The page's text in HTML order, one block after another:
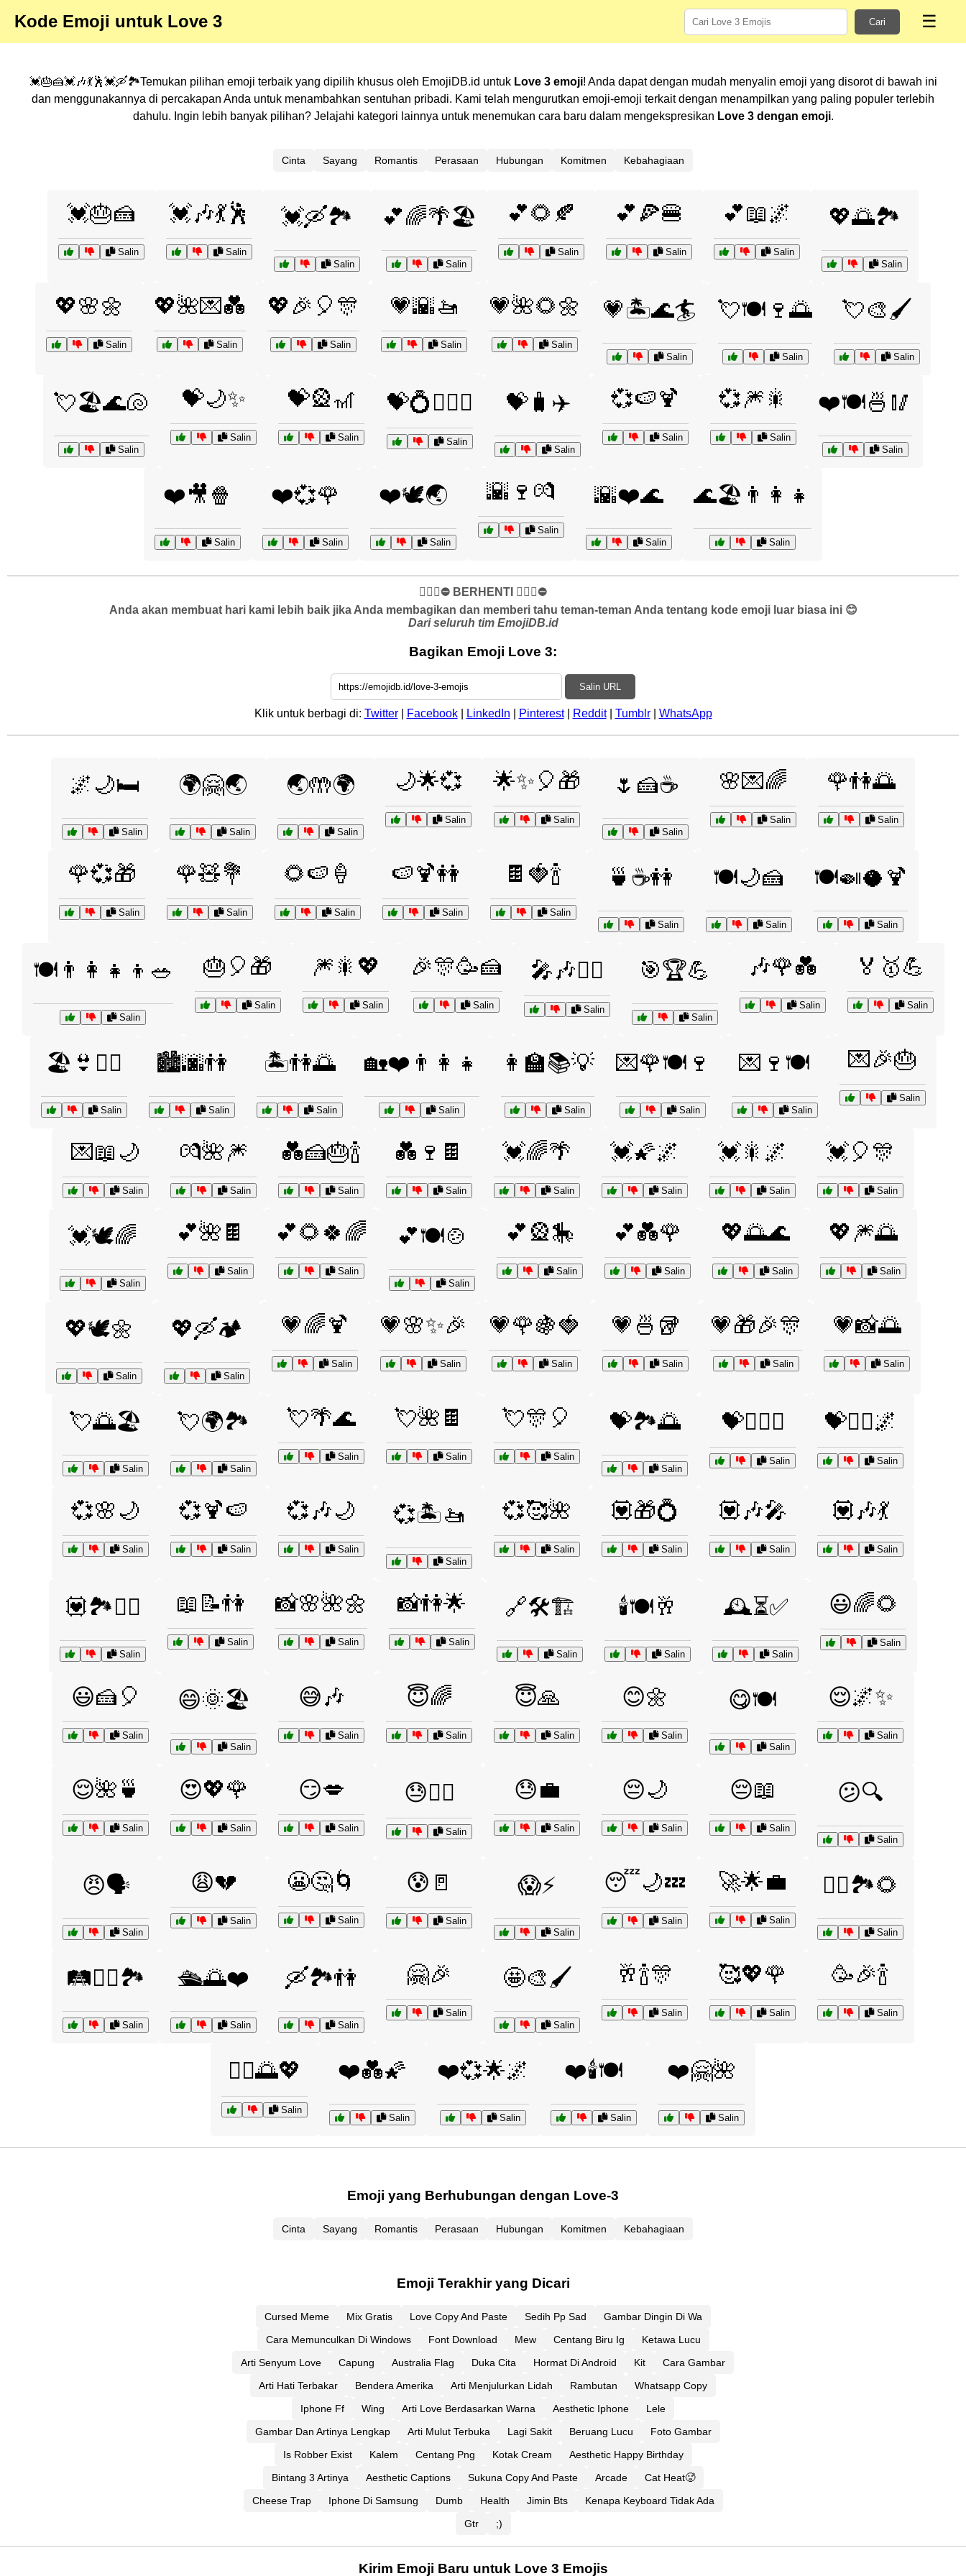
Kode Emoji untuk Love 3 Cari ☰
💓🎂🍰💓🎶💃🕺💓🛶🏞️Temukan pilihan emoji terbaik yang dipilih khusus oleh EmojiDB.id untuk Love 3 emoji! Anda dapat dengan mudah menyalin emoji yang disorot di bawah ini
dan menggunakannya di percakapan Anda untuk menambahkan sentuhan pribadi. Kami telah mengurutkan emoji-emoji terkait dengan menampilkan yang paling populer terlebih
dahulu. Ingin lebih banyak pilihan? Jelajahi kategori lainnya untuk menemukan cara baru dalam mengekspresikan Love 3 dengan emoji.
Cinta Sayang Romantis Perasaan Hubungan Komitmen Kebahagiaan
💓🎂🍰
Salin
💓🎶💃🕺
Salin
💓🛶🏞️
Salin
💕🌈🌴🏖️
Salin
💕🌻🍂
Salin
💕🍕🍔
Salin
💕📖🌌
Salin
💖🌅🏞️
Salin
💖🌸🌼
Salin
💖🌺💌💑
Salin
💖🎉🎈🎊
Salin
💗🌇🚤
Salin
💗🌺🌻🌼
Salin
💗🏝️🌊🏄
Salin
💘🍽️🍷🌅
Salin
💘🎨🖌️
Salin
💘🏖️🌊🐚
Salin
💝🌙✨
Salin
💝🎡🎢
Salin
💝💍👩‍❤️‍👨
Salin
💝🧳✈️
Salin
💞🍉🍹
Salin
💞🎆🎇
Salin
❤️🍽️🍜🥢
Salin
❤️🎥🍿
Salin
❤️💞🌹
Salin
❤️🕊️🌏
Salin
🌇🍷💏
Salin
🌇❤️🌊
Salin
🌊🏖️👨‍👩‍👧
Salin
✋🏻🛑⛔️ BERHENTI ✋🏻🛑⛔️
Anda akan membuat hari kami lebih baik jika Anda membagikan dan memberi tahu teman-teman Anda tentang kode emoji luar biasa ini 😊
Dari seluruh tim EmojiDB.id
Bagikan Emoji Love 3:
Salin URL
Klik untuk berbagi di: Twitter| Facebook| LinkedIn Pinterest| Reddit| Tumblr| WhatsApp
🌌🌙🛏️
Salin
🌍🤗🌏
Salin
🌏🤲🌍
Salin
🌙🌟💞
Salin
🌟✨🎈🎁
Salin
🌷🍰☕
Salin
🌸💌🌈
Salin
🌹👫🌅
Salin
🌹💞🎁
Salin
🌹🧸💐
Salin
🌻🍉🍦
Salin
🍉🍹👭
Salin
🍫🍓🍾
Salin
🍵☕👭
Salin
🍽️🌙🍰
Salin
🍽️🍛🥥🍹
Salin
🍽️👨‍👩‍👧‍👦🥗
Salin
🎂🎈🎁
Salin
🎆🎇💖
Salin
🎉🎊🥳🍰
Salin
🎤🎶👯‍♂️
Salin
🎯🏆💪
Salin
🎶🌹💑
Salin
🏅🥇💪
Salin
🏖️👙🏄‍♀️
Salin
🏙️🌆👫
Salin
🏝️👫🌅
Salin
🏡❤️👨‍👩‍👧
Salin
👩‍🏫📚💡
Salin
💌🌹🍽️🍷
Salin
💌🍷🍽️
Salin
💌🎉🎂
Salin
💌📖🌙
Salin
💏🌺🎆
Salin
💑🍰🎂🍾
Salin
💑🍷🍫
Salin
💓🌈🌴
Salin
💓🌠🌌
Salin
💓🎇🌌
Salin
💓🎈🎊
Salin
💓🕊️🌈
Salin
💕🌺🍫
Salin
💕🌻🍀🌈
Salin
💕🍽️🍲
Salin
💕🎡🎠
Salin
💕💑🌹
Salin
💖🌅🌊
Salin
💖🎆🌅
Salin
💖🕊️🌼
Salin
💖🛶🏕️
Salin
💗🌈🍹
Salin
💗🌸✨🎉
Salin
💗🌹🍇🍓
Salin
💗🍜🥡
Salin
💗🎁🎉🎊
Salin
💗📸🌅
Salin
💘🌅🏖️
Salin
💘🌍🏞️
Salin
💘🌴🌊
Salin
💘🌺🍫
Salin
💘🎊🎈
Salin
💝🏞️🌅
Salin
💝👩‍❤️‍👨
Salin
💝🧘‍♀️🌌
Salin
💞🌸🌙
Salin
💞🍹🍉
Salin
💞🎶🌙
Salin
💞🏝️🚤
Salin
💞🥰🌺
Salin
💟🎁💍
Salin
💟🎶🎤
Salin
💟🎶💃
Salin
💟🏞️🚶‍♀️
Salin
📖📝👫
Salin
📸🌸🌺🌼
Salin
📸👫🌟
Salin
🔗🛠️🏗️
Salin
🕯️🍽️🥂
Salin
🕰️⏳✅
Salin
😃🌈🌻
Salin
😃🍰🎈
Salin
😄🌞🏖️
Salin
😅🎶
Salin
😇🌈
Salin
😇🙏
Salin
😊🌼
Salin
😋🍽️
Salin
😌🌌✨
Salin
😌🌺🍵
Salin
😍💖🌹
Salin
😏💋
Salin
😓🏃‍♂️
Salin
😓💼
Salin
😔🌙
Salin
😔📖
Salin
😕🔍
Salin
😠🗣️
Salin
😩💔
Salin
😬🤔🌀
Salin
😰🚪
Salin
😱⚡
Salin
😴🌙💤
Salin
🚀🌟💼
Salin
🚴‍♀️🏞️🌻
Salin
🛤️🚶‍♂️🏞️
Salin
🛳️🌅❤️
Salin
🛶🏞️👫
Salin
🤗🎉
Salin
🤩🎨🖌️
Salin
🥂🍾🎊
Salin
🥰💖🌹
Salin
🥳🎉🍾
Salin
🧘‍♀️🌅💖
Salin
❤️💑🌠
Salin
❤️💞🌟🌌
Salin
❤️🕯️🍽️
Salin
❤️🤗🌺
Salin
Emoji yang Berhubungan dengan Love-3
Cinta Sayang Romantis Perasaan Hubungan Komitmen Kebahagiaan
Emoji Terakhir yang Dicari
Cursed Meme Mix Gratis Love Copy And Paste Sedih Pp Sad
Gambar Dingin Di Wa
Cara Memunculkan Di Windows
Font Download Mew Centang Biru Ig
Ketawa Lucu
Arti Senyum Love
Capung Australia Flag Duka Cita Hormat Di Android Kit
Cara Gambar
Arti Hati Terbakar
Bendera Amerika Arti Menjulurkan Lidah Rambutan
Whatsapp Copy
Iphone Ff
Wing Arti Love Berdasarkan Warna Aesthetic Iphone
Lele
Gambar Dan Artinya Lengkap
Arti Mulut Terbuka Lagi Sakit Beruang Lucu
Foto Gambar
Is Robber Exist
Kalem Centang Png Kotak Cream
Aesthetic Happy Birthday
Bintang 3 Artinya
Aesthetic Captions Sukuna Copy And Paste Arcade
Cat Heat🥵
Cheese Trap
Iphone Di Samsung Dumb Health Jimin Bts
Kenapa Keyboard Tidak Ada
Gtr
;)
Kirim Emoji Baru untuk Love 3 Emojis